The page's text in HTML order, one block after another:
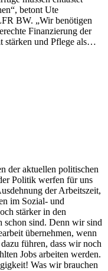
betont Ute
BW. „Wir benötigen
Finanzierung der
stärken und Pflege als…
der aktuellen politischen
Politik werfen für uns
der Arbeitszeit,
im Sozial- und
stärker in den
schon sind. Denn wir sind
übernehmen, wenn
führen, dass wir noch
Jobs arbeiten werden.
Was wir brauchen